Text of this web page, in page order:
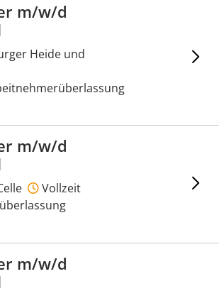
m/w/d
Heide und
m/w/d
Vollzeit
m/w/d